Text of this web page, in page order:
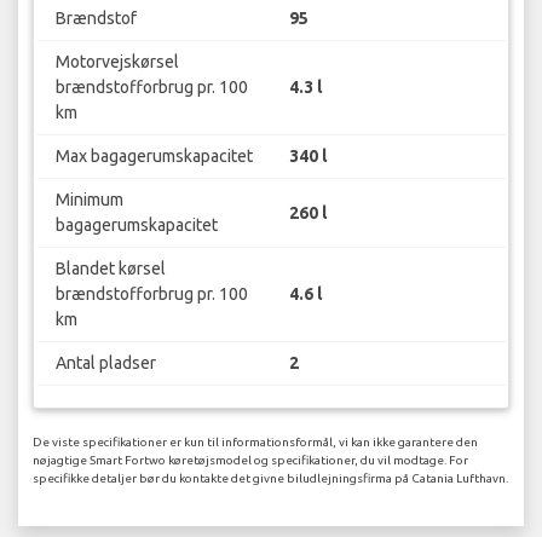
Brændstof 95
Motorvejskørsel
brændstofforbrug pr. 100
km
4.3 l
Max bagagerumskapacitet 340 l
Minimum
bagagerumskapacitet
260 l
Blandet kørsel
brændstofforbrug pr. 100
km
4.6 l
Antal pladser 2
De viste specifikationer er kun til informationsformål, vi kan ikke garantere den
nøjagtige Smart Fortwo køretøjsmodel og specifikationer, du vil modtage. For
specifikke detaljer bør du kontakte det givne biludlejningsfirma på Catania Lufthavn.